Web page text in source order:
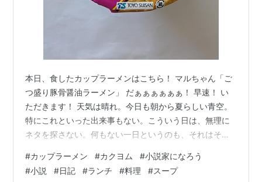
本日、食したカップラーメンはこちら！ マルちゃん「ご
つ盛り豚骨醤油ラーメン」 だぁぁぁぁぁぁ！ 早速！ い
ただきます！ 天気は晴れ。今日も朝から夏らしい青空。
特にこれといった出来事もない。こういう日は、無理に
ネタを探さない。何もない一日というのも、それはそれ
十分である。 そんな昼に湯を沸かし、手に取ったのは マ
ルちゃん「ごつ盛り豚骨醤油ラーメン」。 フタを開ける
#カップラーメン #カクヨム #小説家になろう
#小説 #日記 #ランチ #料理 #スープ